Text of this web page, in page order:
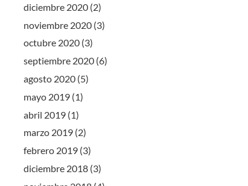
diciembre 2020 (2)
noviembre 2020 (3)
octubre 2020 (3)
septiembre 2020 (6)
agosto 2020 (5)
mayo 2019 (1)
abril 2019 (1)
marzo 2019 (2)
febrero 2019 (3)
diciembre 2018 (3)